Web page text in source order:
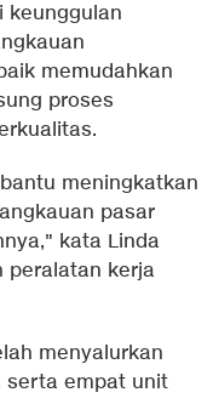
keunggulan
memudahkan
proses
meningkatkan
pasar
kata Linda
peralatan kerja
menyalurkan
serta empat unit